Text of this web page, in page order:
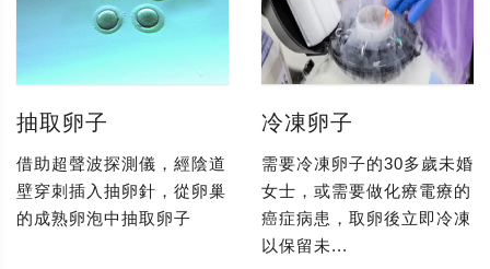
抽取卵子
借助超聲波探測儀，經陰道
壁穿刺插入抽卵針，從卵巢
的成熟卵泡中抽取卵子
冷凍卵子
需要冷凍卵子的30多歲未婚
女士，或需要做化療電療的
癌症病患，取卵後立即冷凍
以保留未...